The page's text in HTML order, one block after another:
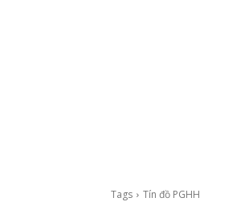
Tags Tín đồ PGHH